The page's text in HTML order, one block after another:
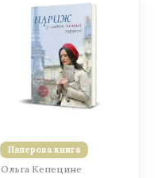
Паперова книга
Ольга Кепецине